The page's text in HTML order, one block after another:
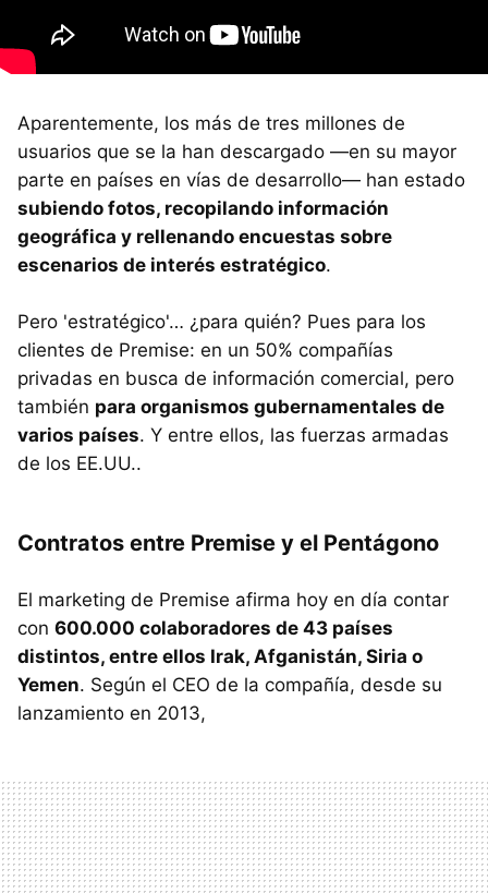
Aparentemente, los más de tres millones de
usuarios que se la han descargado —en su mayor
parte en países en vías de desarrollo— han estado
subiendo fotos, recopilando información
geográfica y rellenando encuestas sobre
escenarios de interés estratégico.
Pero 'estratégico'… ¿para quién? Pues para los
clientes de Premise: en un 50% compañías
privadas en busca de información comercial, pero
también para organismos gubernamentales de
varios países. Y entre ellos, las fuerzas armadas
de los EE.UU..
Contratos entre Premise y el Pentágono
El marketing de Premise afirma hoy en día contar
con 600.000 colaboradores de 43 países
distintos, entre ellos Irak, Afganistán, Siria o
Yemen. Según el CEO de la compañía, desde su
lanzamiento en 2013,